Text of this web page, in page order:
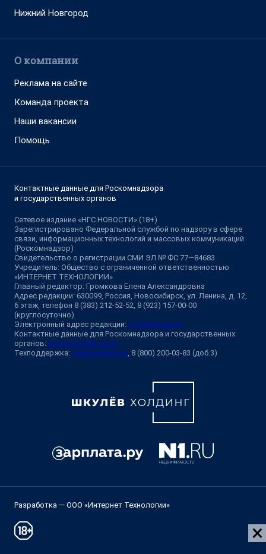
Нижний Новгород
О компании
Реклама на сайте
Команда проекта
Наши вакансии
Помощь
Контактные данные для Роскомнадзора
и государственных органов
Сетевое издание «НГС.НОВОСТИ» (18+)
Зарегистрировано Федеральной службой по надзору в сфере
связи, информационных технологий и массовых коммуникаций
(Роскомнадзор)
Свидетельство о регистрации СМИ ЭЛ № ФС 77—84683
Учредитель: Общество с ограниченной ответственностью
«ИНТЕРНЕТ ТЕХНОЛОГИИ»
Главный редактор: Громкова Елена Александровна
Адрес редакции: 630099, Россия, Новосибирск, ул. Ленина, д. 12,
6 этаж, телефон 8 (383) 212-52-52, 8 (923) 157-00-00
(круглосуточно)
Электронный адрес редакции: ngs@shkulev.ru
Контактные данные для Роскомнадзора и государственных
органов: juristnsk@shkulev.ru
Техподдержка: help@shkulev.ru , 8 (800) 200-03-83 (доб.3)
Разработка — ООО «Интернет Технологии»